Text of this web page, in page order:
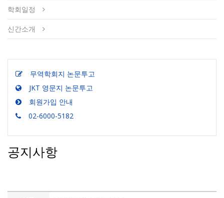
학회일정
신간소개
무역학회지 논문투고
JKT 영문지 논문투고
회원가입 안내
02-6000-5182
공지사항